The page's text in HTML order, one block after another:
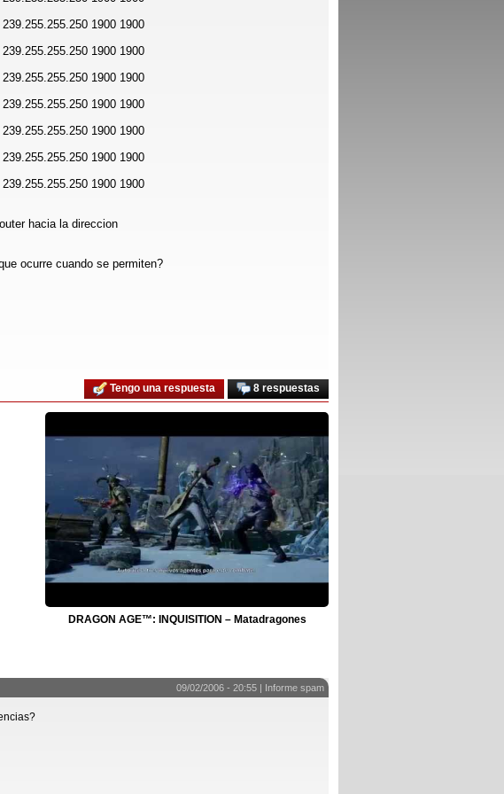
1900 1900
1900 1900
1900 1900
1900 1900
1900 1900
1900 1900
1900 1900
hacia la direccion
ocurre cuando se permiten?
8 respuestas
Tengo una respuesta
DRAGON AGE™: INQUISITION – Matadragones
09/02/2006 - 20:55 | Informe spam